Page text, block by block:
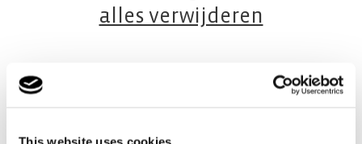
alles verwijderen